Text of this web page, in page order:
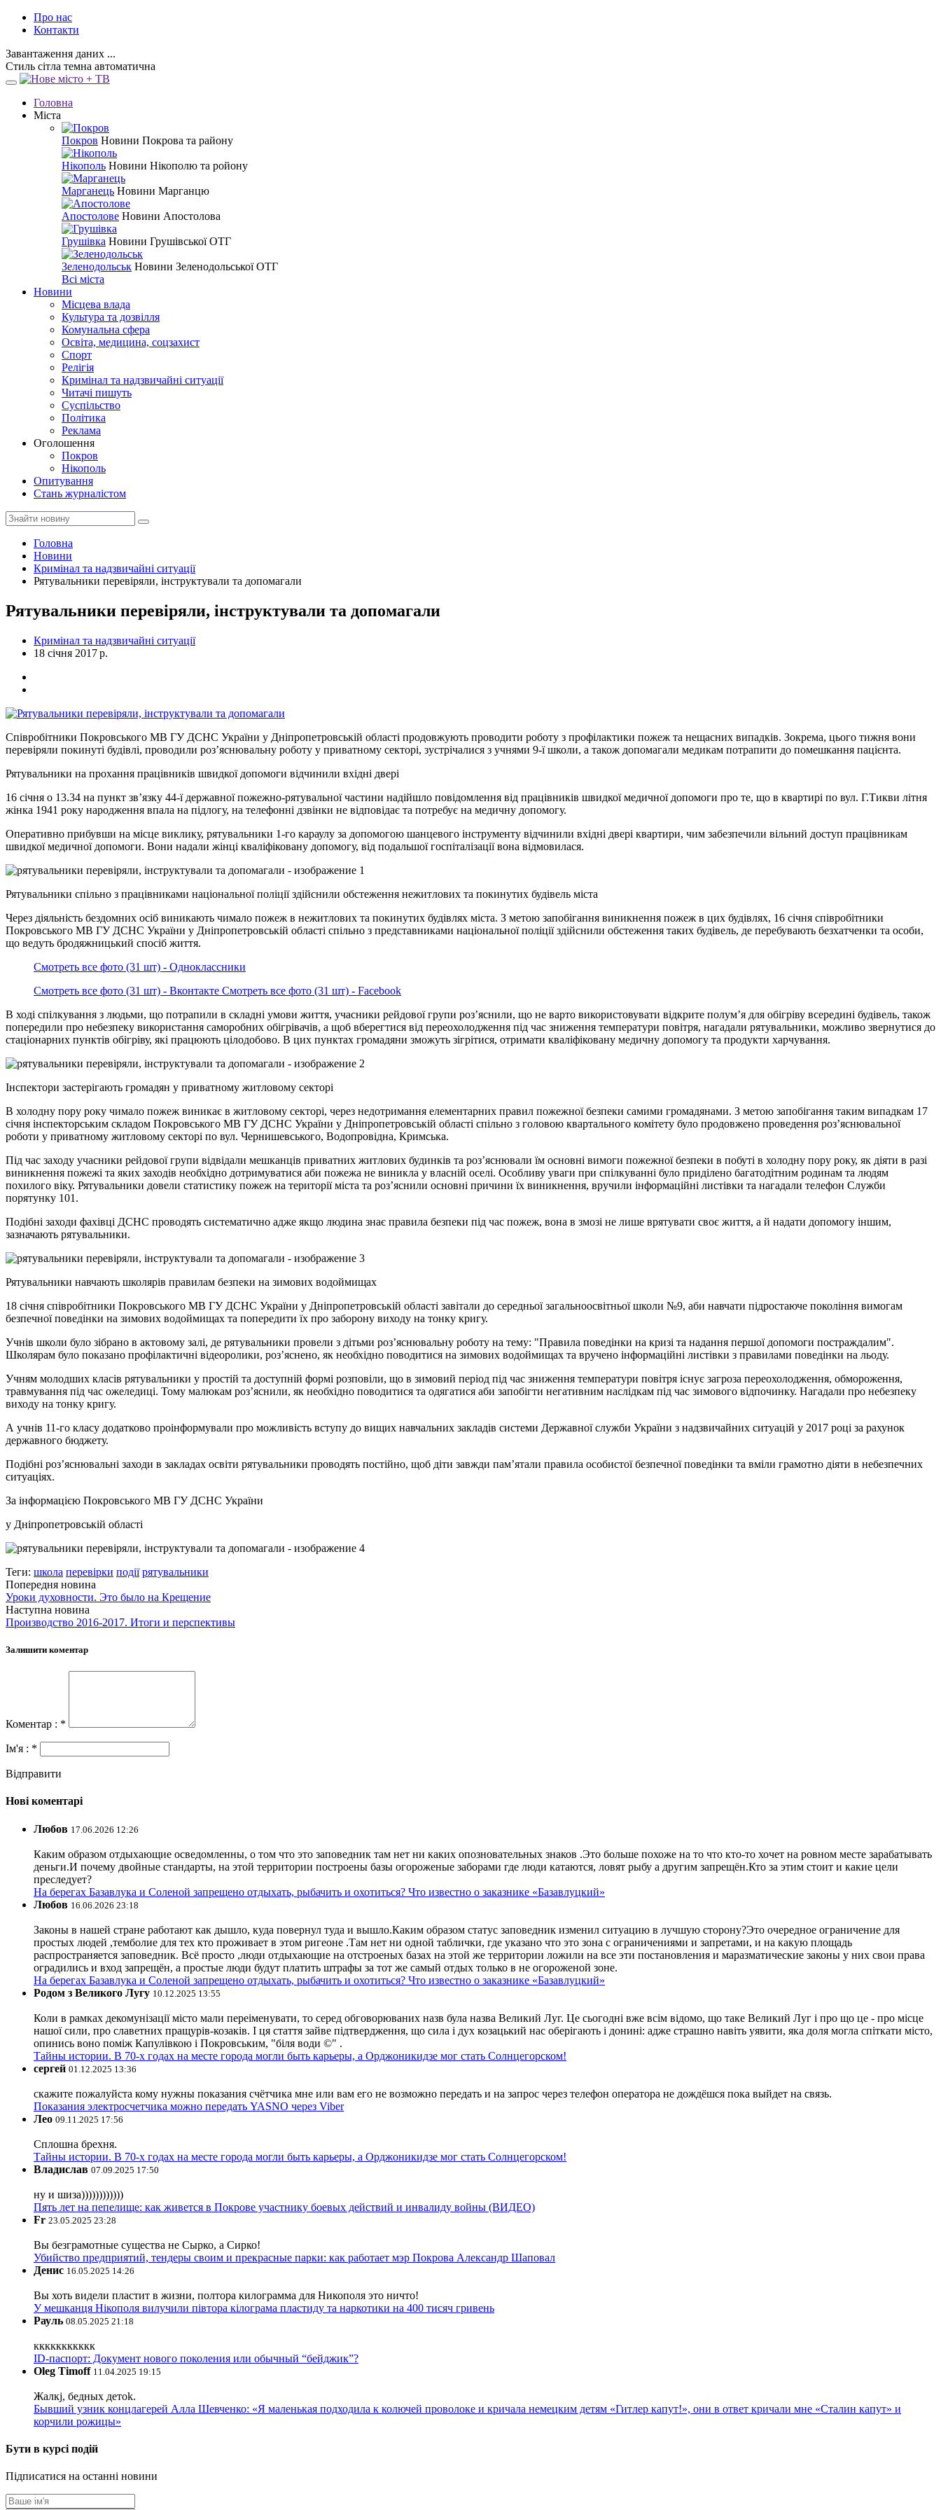
Про нас
Контакти
Завантаження даних ...
Стиль сітла темна автоматична
Головна
Міста
Покров Новини Покрова та району
Нікополь Новини Нікополю та ройону
Марганець Новини Марганцю
Апостолове Новини Апостолова
Грушівка Новини Грушівської ОТГ
Зеленодольськ Новини Зеленодольської ОТГ
Всі міста
Новини
Місцева влада
Культура та дозвілля
Комунальна сфера
Освіта, медицина, соцзахист
Спорт
Релігія
Кримінал та надзвичайні ситуації
Читачі пишуть
Суспільство
Політика
Реклама
Оголошення
Покров
Нікополь
Опитування
Стань журналістом
Головна
Новини
Кримінал та надзвичайні ситуації
Рятувальники перевіряли, інструктували та допомагали
Рятувальники перевіряли, інструктували та допомагали
Кримінал та надзвичайні ситуації
18 січня 2017 р.
Співробітники Покровського МВ ГУ ДСНС України у Дніпропетровській області продовжують проводити роботу з профілактики пожеж та нещасних випадків. Зокрема, цього тижня вони
перевіряли покинуті будівлі, проводили роз’яснювальну роботу у приватному секторі, зустрічалися з учнями 9-ї школи, а також допомагали медикам потрапити до помешкання пацієнта.
Рятувальники на прохання працівників швидкої допомоги відчинили вхідні двері
16 січня о 13.34 на пункт зв’язку 44-ї державної пожежно-рятувальної частини надійшло повідомлення від працівників швидкої медичної допомоги про те, що в квартирі по вул. Г.Тикви літня
жінка 1941 року народження впала на підлогу, на телефонні дзвінки не відповідає та потребує на медичну допомогу.
Оперативно прибувши на місце виклику, рятувальники 1-го караулу за допомогою шанцевого інструменту відчинили вхідні двері квартири, чим забезпечили вільний доступ працівникам
швидкої медичної допомоги. Вони надали жінці кваліфіковану допомогу, від подальшої госпіталізації вона відмовилася.
Рятувальники спільно з працівниками національної поліції здійснили обстеження нежитлових та покинутих будівель міста
Через діяльність бездомних осіб виникають чимало пожеж в нежитлових та покинутих будівлях міста. З метою запобігання виникнення пожеж в цих будівлях, 16 січня співробітники
Покровського МВ ГУ ДСНС України у Дніпропетровській області спільно з представниками національної поліції здійснили обстеження таких будівель, де перебувають безхатченки та особи,
що ведуть бродяжницький спосіб життя.
Смотреть все фото (31 шт) - Одноклассники
Смотреть все фото (31 шт) - Вконтакте Смотреть все фото (31 шт) - Facebook
В ході спілкування з людьми, що потрапили в складні умови життя, учасники рейдової групи роз’яснили, що не варто використовувати відкрите полум’я для обігріву всередині будівель, також
попередили про небезпеку використання саморобних обігрівачів, а щоб вберегтися від переохолодження під час зниження температури повітря, нагадали рятувальники, можливо звернутися до
стаціонарних пунктів обігріву, які працюють цілодобово. В цих пунктах громадяни зможуть зігрітися, отримати кваліфіковану медичну допомогу та продукти харчування.
Інспектори застерігають громадян у приватному житловому секторі
В холодну пору року чимало пожеж виникає в житловому секторі, через недотримання елементарних правил пожежної безпеки самими громадянами. З метою запобігання таким випадкам 17
січня інспекторським складом Покровського МВ ГУ ДСНС України у Дніпропетровській області спільно з головою квартального комітету було продовжено проведення роз’яснювальної
роботи у приватному житловому секторі по вул. Чернишевського, Водопровідна, Кримська.
Під час заходу учасники рейдової групи відвідали мешканців приватних житлових будинків та роз’яснювали їм основні вимоги пожежної безпеки в побуті в холодну пору року, як діяти в разі
виникнення пожежі та яких заходів необхідно дотримуватися аби пожежа не виникла у власній оселі. Особливу уваги при спілкуванні було приділено багатодітним родинам та людям
похилого віку. Рятувальники довели статистику пожеж на території міста та роз’яснили основні причини їх виникнення, вручили інформаційні листівки та нагадали телефон Служби
порятунку 101.
Подібні заходи фахівці ДСНС проводять систематично адже якщо людина знає правила безпеки під час пожеж, вона в змозі не лише врятувати своє життя, а й надати допомогу іншим,
зазначають рятувальники.
Рятувальники навчають школярів правилам безпеки на зимових водоймищах
18 січня співробітники Покровського МВ ГУ ДСНС України у Дніпропетровській області завітали до середньої загальноосвітньої школи №9, аби навчати підростаюче покоління вимогам
безпечної поведінки на зимових водоймищах та попередити їх про заборону виходу на тонку кригу.
Учнів школи було зібрано в актовому залі, де рятувальники провели з дітьми роз’яснювальну роботу на тему: "Правила поведінки на кризі та надання першої допомоги постраждалим".
Школярам було показано профілактичні відеоролики, роз’яснено, як необхідно поводитися на зимових водоймищах та вручено інформаційні листівки з правилами поведінки на льоду.
Учням молодших класів рятувальники у простій та доступній формі розповіли, що в зимовий період під час зниження температури повітря існує загроза переохолодження, обмороження,
травмування під час ожеледиці. Тому малюкам роз’яснили, як необхідно поводитися та одягатися аби запобігти негативним наслідкам під час зимового відпочинку. Нагадали про небезпеку
виходу на тонку кригу.
А учнів 11-го класу додатково проінформували про можливість вступу до вищих навчальних закладів системи Державної служби України з надзвичайних ситуацій у 2017 році за рахунок
державного бюджету.
Подібні роз’яснювальні заходи в закладах освіти рятувальники проводять постійно, щоб діти завжди пам’ятали правила особистої безпечної поведінки та вміли грамотно діяти в небезпечних
ситуаціях.
За інформацією Покровського МВ ГУ ДСНС України
у Дніпропетровській області
Теги: школа перевірки події рятувальники
Попередня новина
Уроки духовности. Это было на Крещение
Наступна новина
Производство 2016-2017. Итоги и перспективы
Залишити коментар
Коментар : *
Ім'я : *
Відправити
Нові коментарі
Любов 17.06.2026 12:26
Каким образом отдыхающие осведомленны, о том что это заповедник там нет ни каких опозновательных знаков .Это больше похоже на то что кто-то хочет на ровном месте зарабатывать
деньги.И почему двойные стандарты, на этой территории построены базы огороженые заборами где люди катаются, ловят рыбу а другим запрещён.Кто за этим стоит и какие цели
преследует?
На берегах Базавлука и Соленой запрещено отдыхать, рыбачить и охотиться? Что известно о заказнике «Базавлуцкий»
Любов 16.06.2026 23:18
Законы в нашей стране работают как дышло, куда повернул туда и вышло.Каким образом статус заповедник изменил ситуацию в лучшую сторону?Это очередное ограничение для
простых людей ,темболие для тех кто проживает в этом ригеоне .Там нет ни одной таблички, где указано что это зона с ограничениями и запретами, и на какую площадь
распространяется заповедник. Всё просто ,люди отдыхающие на отстроеных базах на этой же территории ложили на все эти постановления и маразматические законы у них свои права
оградились и вход запрещён, а простые люди будут платить штрафы за тот же самый отдых только в не огороженой зоне.
На берегах Базавлука и Соленой запрещено отдыхать, рыбачить и охотиться? Что известно о заказнике «Базавлуцкий»
Родом з Великого Лугу 10.12.2025 13:55
Коли в рамках декомунізації місто мали переіменувати, то серед обговорюваних назв була назва Великий Луг. Це сьогодні вже всім відомо, що таке Великий Луг і про що це - про місце
нашої сили, про славетних пращурів-козаків. І ця стаття зайве підтвердження, що сила і дух козацький нас оберігають і донині: адже страшно навіть уявити, яка доля могла спіткати місто,
опинись воно поміж Капулівкою і Покровським, "біля води ©" .
Тайны истории. В 70-х годах на месте города могли быть карьеры, а Орджоникидзе мог стать Солнцегорском!
сергей 01.12.2025 13:36
скажите пожалуйста кому нужны показания счётчика мне или вам его не возможно передать и на запрос через телефон оператора не дождёшся пока выйдет на связь.
Показания электросчетчика можно передать YASNO через Viber
Лео 09.11.2025 17:56
Сплошна брехня.
Тайны истории. В 70-х годах на месте города могли быть карьеры, а Орджоникидзе мог стать Солнцегорском!
Владислав 07.09.2025 17:50
ну и шиза))))))))))))
Пять лет на пепелище: как живется в Покрове участнику боевых действий и инвалиду войны (ВИДЕО)
Fr 23.05.2025 23:28
Вы безграмотные существа не Сырко, а Сирко!
Убийство предприятий, тендеры своим и прекрасные парки: как работает мэр Покрова Александр Шаповал
Денис 16.05.2025 14:26
Вы хоть видели пластит в жизни, полтора килограмма для Никополя это ничто!
У мешканця Нікополя вилучили півтора кілограма пластиду та наркотики на 400 тисяч гривень
Рауль 08.05.2025 21:18
ккккккккккк
ID-паспорт: Документ нового поколения или обычный “бейджик”?
Oleg Timoff 11.04.2025 19:15
Жалкj, бедных детok.
Бывший узник концлагерей Алла Шевченко: «Я маленькая подходила к колючей проволоке и кричала немецким детям «Гитлер капут!», они в ответ кричали мне «Сталин капут» и
корчили рожицы»
Бути в курсі подій
Підписатися на останні новини